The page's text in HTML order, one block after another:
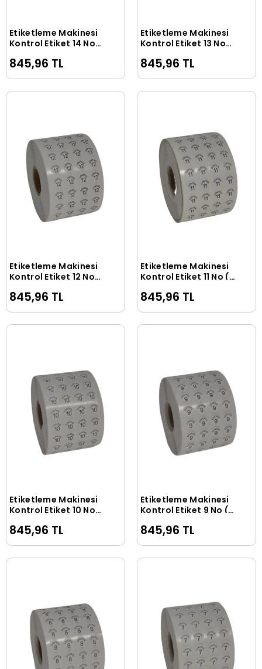
Sepete Ekle
Etiketleme Makinesi
Kontrol Etiket 14 No
845,96 TL
Sepete Ekle
Etiketleme Makinesi
Kontrol Etiket 13 No
845,96 TL
Sepete Ekle
Etiketleme Makinesi
Kontrol Etiket 12 No
845,96 TL
Sepete Ekle
Etiketleme Makinesi
Kontrol Etiket 11 No (5
845,96 TL
Sepete Ekle
Etiketleme Makinesi
Kontrol Etiket 10 No
845,96 TL
Sepete Ekle
Etiketleme Makinesi
Kontrol Etiket 9 No (5
845,96 TL